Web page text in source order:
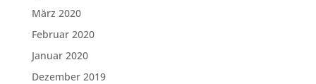
März 2020
Februar 2020
Januar 2020
Dezember 2019